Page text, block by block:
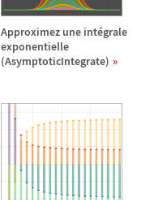
Approximez une intégrale
exponentielle
(AsymptoticIntegrate)